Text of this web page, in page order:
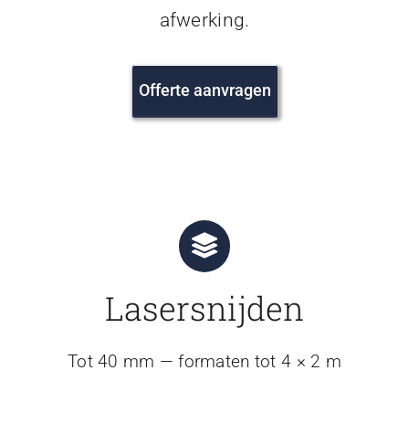
afwerking.
Offerte aanvragen
Lasersnijden
Tot 40 mm — formaten tot 4 × 2 m